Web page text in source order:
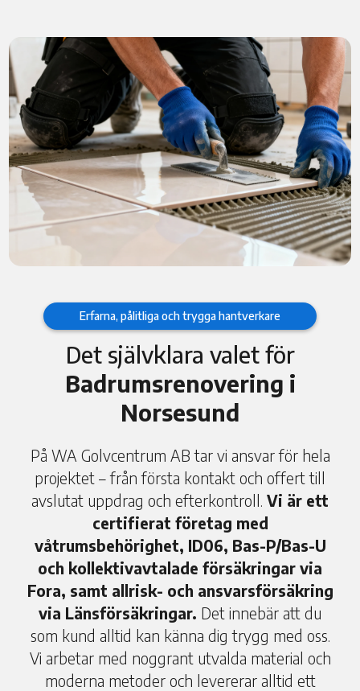
Erfarna, pålitliga och trygga hantverkare
Det självklara valet för
Badrumsrenovering i
Norsesund
På WA Golvcentrum AB tar vi ansvar för hela
projektet – från första kontakt och offert till
avslutat uppdrag och efterkontroll. Vi är ett
certifierat företag med
våtrumsbehörighet, ID06, Bas-P/Bas-U
och kollektivavtalade försäkringar via
Fora, samt allrisk- och ansvarsförsäkring
via Länsförsäkringar. Det innebär att du
som kund alltid kan känna dig trygg med oss.
Vi arbetar med noggrant utvalda material och
moderna metoder och levererar alltid ett